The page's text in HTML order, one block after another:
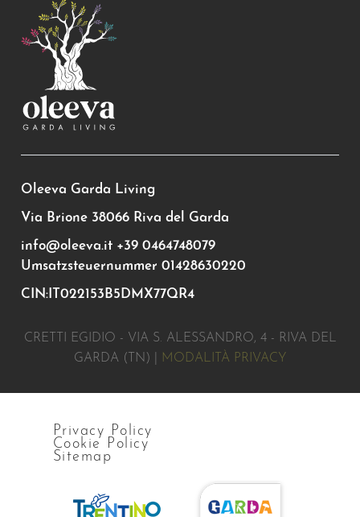
Oleeva Garda Living
Via Brione 38066 Riva del Garda
info@oleeva.it +39 0464748079
Umsatzsteuernummer 01428630220
CIN:IT022153B5DMX77QR4
CRETTI EGIDIO - VIA S. ALESSANDRO, 4 - RIVA DEL
GARDA (TN) |
MODALITÀ PRIVACY
Privacy Policy
Cookie Policy
Sitemap